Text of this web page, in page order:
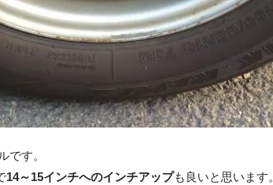
です。
14～15インチへのインチアップも良いと思います